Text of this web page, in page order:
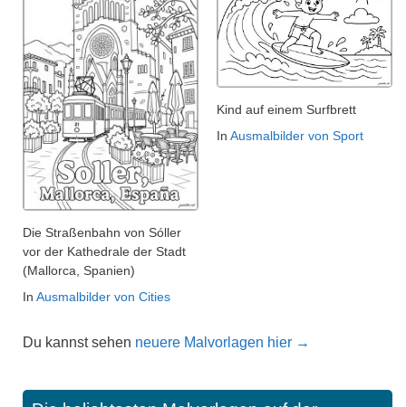
Die Straßenbahn von Sóller
vor der Kathedrale der Stadt
(Mallorca, Spanien)
In Ausmalbilder von Cities
Kind auf einem Surfbrett
In Ausmalbilder von Sport
Du kannst sehen neuere Malvorlagen hier →